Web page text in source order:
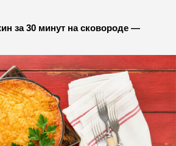
за 30 минут на сковороде —